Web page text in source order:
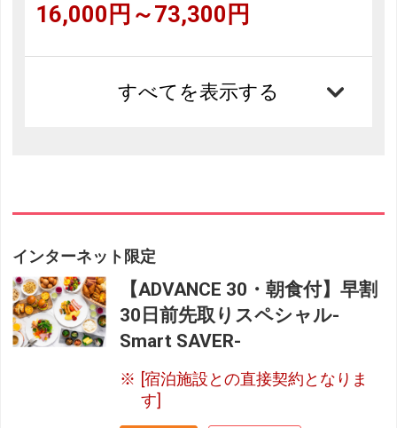
16,000円～73,300円
すべてを表示する
インターネット限定
【ADVANCE 30・朝食付】早割
30日前先取りスペシャル-
Smart SAVER-
[宿泊施設との直接契約となりま
す]